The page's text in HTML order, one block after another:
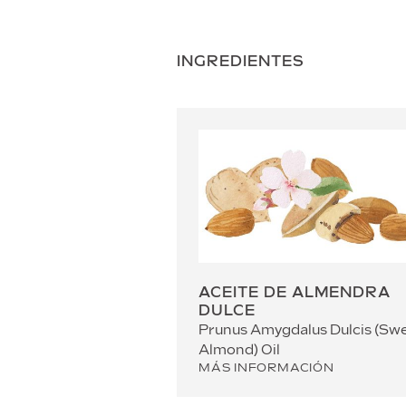
INGREDIENTES
ACEITE DE ALMENDRA
DULCE
Prunus Amygdalus Dulcis
Almond) Oil
MÁS INFORMACIÓN